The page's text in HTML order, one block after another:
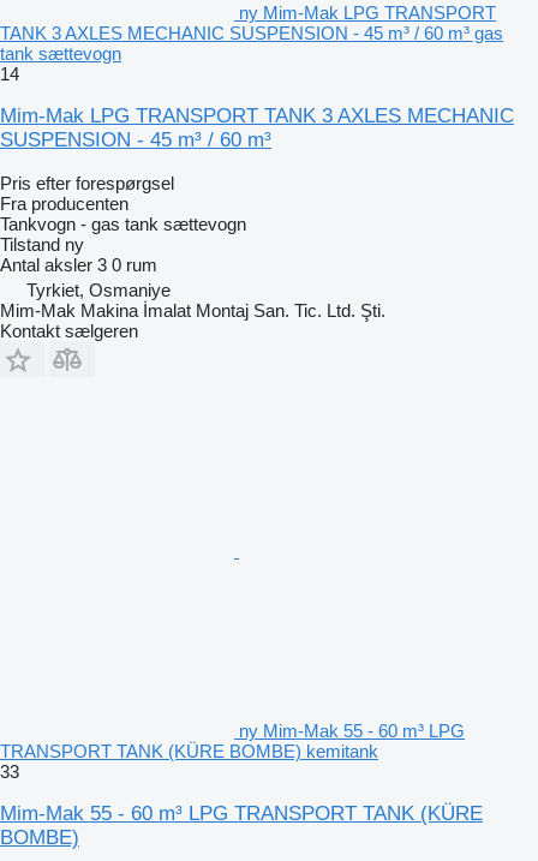
ny Mim-Mak LPG TRANSPORT
TANK 3 AXLES MECHANIC SUSPENSION - 45 m³ / 60 m³ gas
tank sættevogn
14
Mim-Mak LPG TRANSPORT TANK 3 AXLES MECHANIC
SUSPENSION - 45 m³ / 60 m³
Pris efter forespørgsel
Fra producenten
Tankvogn - gas tank sættevogn
Tilstand ny
Antal aksler 3 0 rum
Tyrkiet, Osmaniye
Mim-Mak Makina İmalat Montaj San. Tic. Ltd. Şti.
Kontakt sælgeren
ny Mim-Mak 55 - 60 m³ LPG
TRANSPORT TANK (KÜRE BOMBE) kemitank
33
Mim-Mak 55 - 60 m³ LPG TRANSPORT TANK (KÜRE
BOMBE)